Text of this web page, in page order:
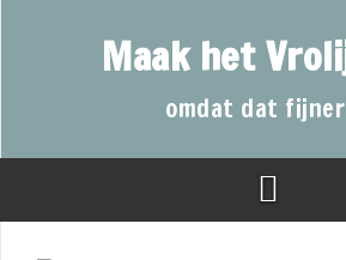
Maak het
omdat dat